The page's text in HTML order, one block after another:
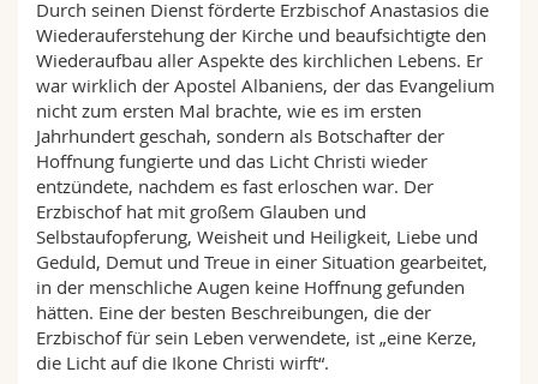
Durch seinen Dienst förderte Erzbischof Anastasios die
Wiederauferstehung der Kirche und beaufsichtigte den
Wiederaufbau aller Aspekte des kirchlichen Lebens. Er
war wirklich der Apostel Albaniens, der das Evangelium
nicht zum ersten Mal brachte, wie es im ersten
Jahrhundert geschah, sondern als Botschafter der
Hoffnung fungierte und das Licht Christi wieder
entzündete, nachdem es fast erloschen war. Der
Erzbischof hat mit großem Glauben und
Selbstaufopferung, Weisheit und Heiligkeit, Liebe und
Geduld, Demut und Treue in einer Situation gearbeitet,
in der menschliche Augen keine Hoffnung gefunden
hätten. Eine der besten Beschreibungen, die der
Erzbischof für sein Leben verwendete, ist „eine Kerze,
die Licht auf die Ikone Christi wirft“.